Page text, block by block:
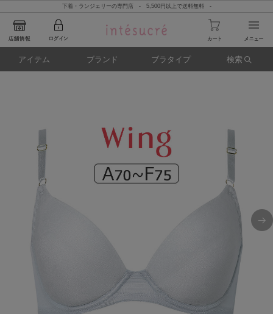
下着・ランジェリーの専門店 - 5,500円以上で送料無料 -
アイテム ブランド ブラタイプ 検索